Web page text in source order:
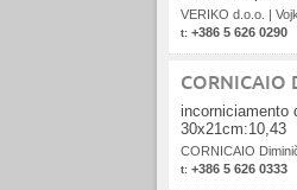
VERIKO d.o.o.
t: +386 5 626 0290
incorniciamento
30x21cm:10,43
CORNICAIO
t: +386 5 626 0333